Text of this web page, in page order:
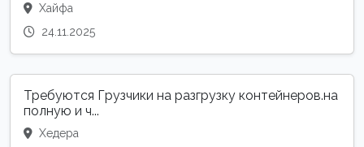
Хайфа
24.11.2025
Требуются Грузчики на разгрузку контейнеров.на
полную и ч...
Хедера